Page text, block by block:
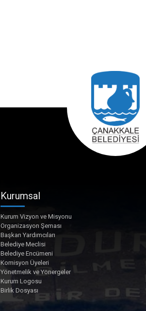
Kurumsal
Kurum Vizyon ve Misyonu
Organizasyon Şeması
Başkan Yardımcıları
Belediye Meclisi
Belediye Encümeni
Komisyon Üyeleri
Yönetmelik ve Yönergeler
Kurum Logosu
Birlik Dosyası